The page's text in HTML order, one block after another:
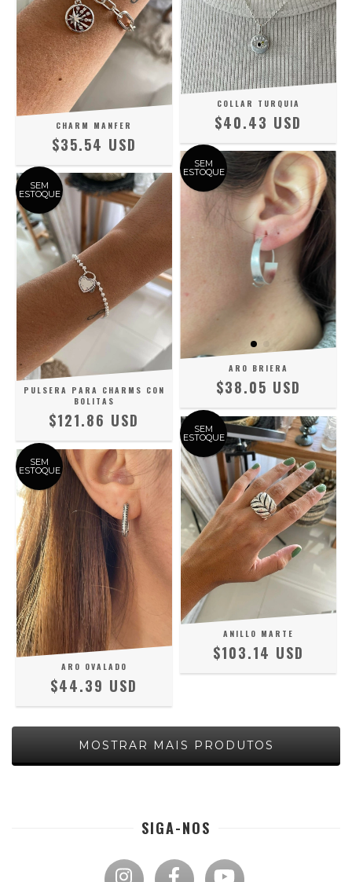
CHARM MANFER
$35.54 USD
COLLAR TURQUIA
$40.43 USD
SEM
ESTOQUE
PULSERA PARA CHARMS CON
BOLITAS
$121.86 USD
SEM
ESTOQUE
ARO BRIERA
$38.05 USD
SEM
ESTOQUE
ARO OVALADO
$44.39 USD
SEM
ESTOQUE
ANILLO MARTE
$103.14 USD
MOSTRAR MAIS PRODUTOS
SIGA-NOS